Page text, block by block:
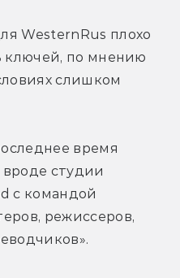
WesternRus плохо
ключей, по мнению
слишком
время
студии
с командой
режиссеров,